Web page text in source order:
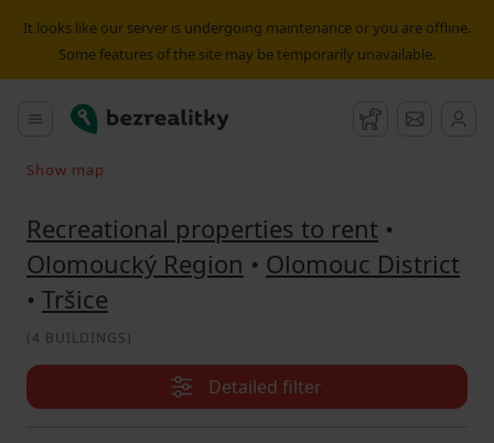
It looks like our server is undergoing maintenance or you are offline.
Some features of the site may be temporarily unavailable.
Main menu
Bezrealitky Watchdog
Search on the map
Show map
Recreational properties to rent •
Olomoucký Region • Olomouc District
• Tršice
(4 BUILDINGS)
Detailed filter